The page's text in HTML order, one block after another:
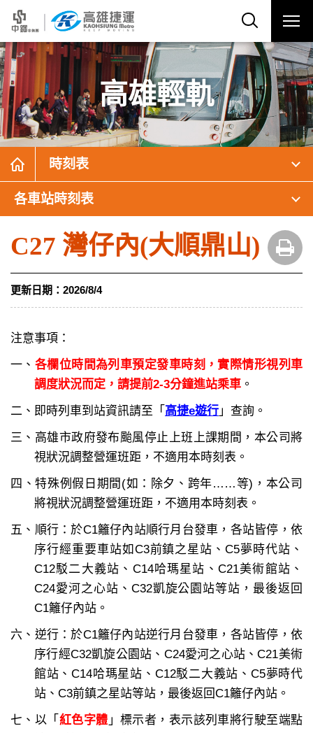
高雄輕軌
時刻表
各車站時刻表
C27 灣仔內(大順鼎山)
更新日期： 2026/8/4
注意事項：
一、 各欄位時間為列車預定發車時刻，實際情形視列車
調度狀況而定，請提前2-3分鐘進站乘車 。
二、即時列車到站資訊請至「 高捷e遊行 」查詢。
三、高雄市政府發布颱風停止上班上課期間，本公司將
視狀況調整營運班距，不適用本時刻表。
四、特殊例假日期間(如：除夕、跨年……等)，本公司
將視狀況調整營運班距，不適用本時刻表。
五、順行：於C1籬仔內站順行月台發車，各站皆停，依
序行經重要車站如C3前鎮之星站、C5夢時代站、
C12駁二大義站、C14哈瑪星站、C21美術館站、
C24愛河之心站、C32凱旋公園站等站，最後返回
C1籬仔內站。
六、逆行：於C1籬仔內站逆行月台發車，各站皆停，依
序行經C32凱旋公園站、C24愛河之心站、C21美術
館站、C14哈瑪星站、C12駁二大義站、C5夢時代
站、C3前鎮之星站等站，最後返回C1籬仔內站。
七、以「 紅色字體 」標示者，表示該列車將行駛至端點